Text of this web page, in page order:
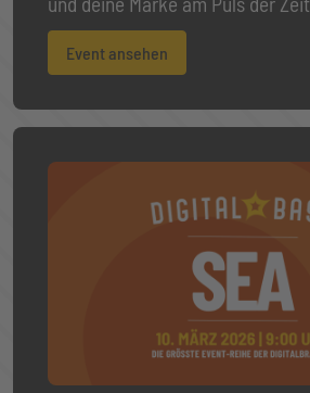
Event ansehen